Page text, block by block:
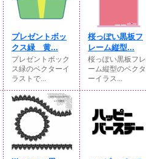
プレゼントボッ
クス緑 黄...
プレゼントボック
ス緑のベクターイ
ラストで...
桜っぽい黒板フ
レーム縦型...
桜っぽい黒板フレ
ーム縦型のベクタ
ーイラス...